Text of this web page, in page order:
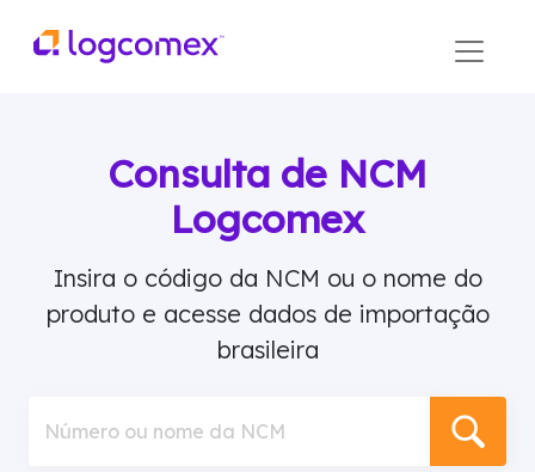
Consulta de NCM
Logcomex
Insira o código da NCM ou o nome do
produto e acesse dados de importação
brasileira
Número ou nome da NCM